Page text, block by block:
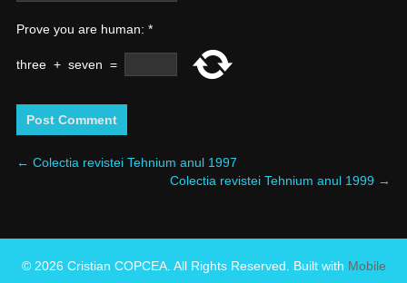
Prove you are human: *
three + seven =
← Colectia revistei Tehnium anul 1997
Colectia revistei Tehnium anul 1999 →
© 2026 Cristian COPCEA. All Rights Reserved. Built with Mobile